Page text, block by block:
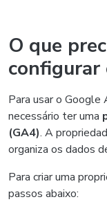
O que
configurar
Para usar o
necessário ter uma
(GA4). A
organiza os dados
Para criar uma
passos abaixo: